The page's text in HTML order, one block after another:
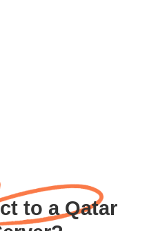
to a Qatar